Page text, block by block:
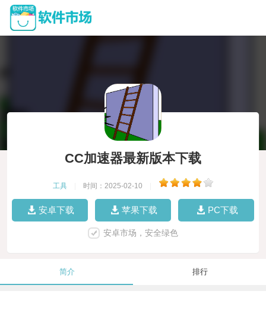
CC加速器最新版本下载
工具 时间：2025-02-10
安卓下载 苹果下载 PC下载
安卓市场，安全绿色
简介 排行